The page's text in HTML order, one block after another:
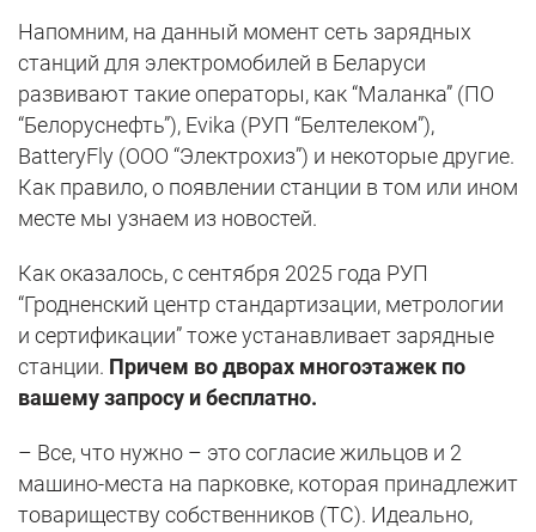
Напомним, на данный момент сеть зарядных
станций для электромобилей в Беларуси
развивают такие операторы, как “Маланка” (ПО
“Белоруснефть”), Evika (РУП “Белтелеком”),
BatteryFly (ООО “Электрохиз”) и некоторые другие.
Как правило, о появлении станции в том или ином
месте мы узнаем из новостей.
Как оказалось, с сентября 2025 года РУП
“Гродненский центр стандартизации, метрологии
и сертификации” тоже устанавливает зарядные
станции. Причем во дворах многоэтажек по
вашему запросу и бесплатно.
– Все, что нужно – это согласие жильцов и 2
машино-места на парковке, которая принадлежит
товариществу собственников (ТС). Идеально,